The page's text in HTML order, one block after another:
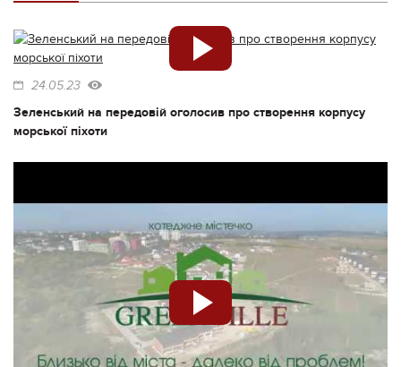
24.05.23
Зеленський на передовій оголосив про створення корпусу
морської піхоти